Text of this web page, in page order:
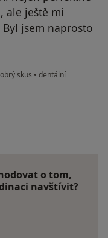
ale ještě mi
jsem naprosto
skus • dentální
o tom,
navštívit?